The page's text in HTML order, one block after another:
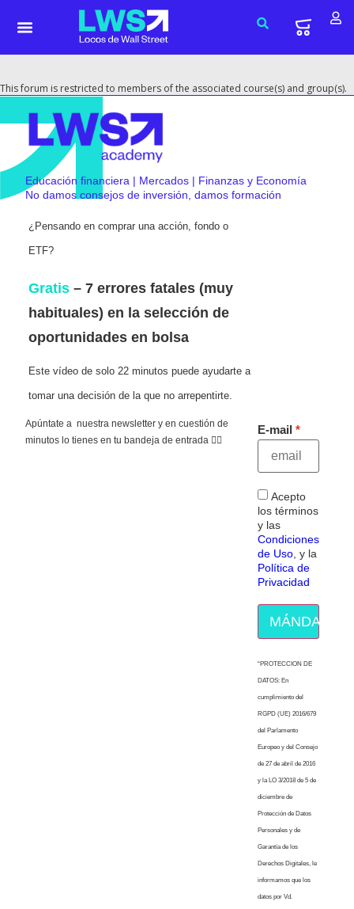
This forum is restricted to members of the associated course(s) and group(s).
Educación financiera | Mercados | Finanzas y Economía
No damos consejos de inversión, damos formación
¿Pensando en comprar una acción, fondo o
ETF?
Gratis – 7 errores fatales (muy
habituales) en la selección de
oportunidades en bolsa
Este vídeo de solo 22 minutos puede ayudarte a
tomar una decisión de la que no arrepentirte.
Apúntate a nuestra newsletter y en cuestión de
minutos lo tienes en tu bandeja de entrada 👇🏻
E-mail
Acepto
los términos
y las
Condiciones
de Uso, y la
Política de
Privacidad
MÁNDAME
“PROTECCION DE
DATOS: En
cumplimiento del
RGPD (UE) 2016/679
del Parlamento
Europeo y del Consejo
de 27 de abril de 2016
y la LO 3/2018 de 5 de
diciembre de
Protección de Datos
Personales y de
Garantía de los
Derechos Digitales, le
informamos que los
datos por Vd.